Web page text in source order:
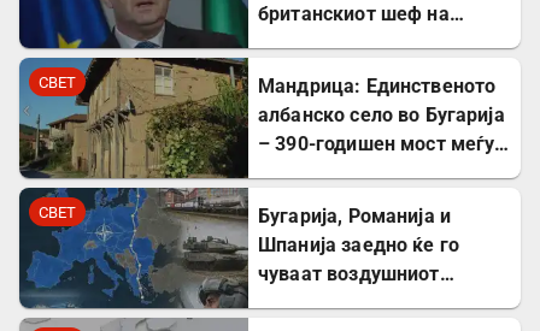
британскиот шеф на
СВЕТ
Мандрица: Единственото
албанско село во Бугарија
– 390-годишен мост меѓу
СВЕТ
Бугарија, Романија и
Шпанија заедно ќе го
чуваат воздушниот